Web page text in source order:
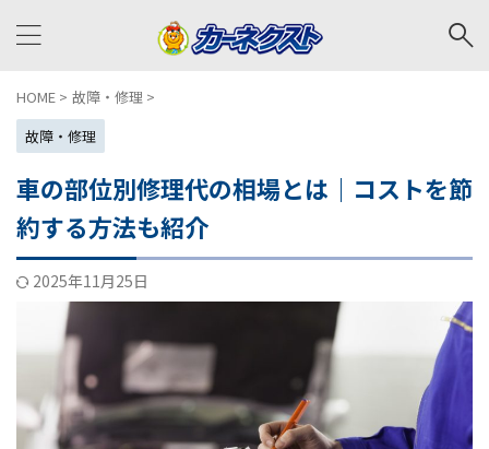
HOME > 故障・修理 >
故障・修理
車の部位別修理代の相場とは｜コストを節
約する方法も紹介
2025年11月25日